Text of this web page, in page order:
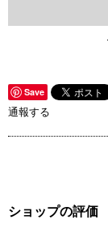
Save
通報する
ショップの評価